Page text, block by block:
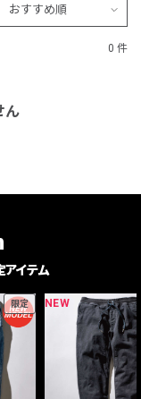
おすすめ順
0 件
ん
アイテム
限定 NEW